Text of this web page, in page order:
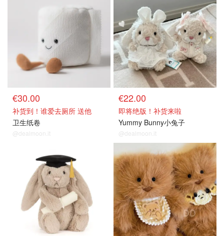
€30.00
补货到！谁爱去厕所 送他
卫生纸卷
@dealmoon.it
€22.00
即将绝版！补货来啦
Yummy Bunny小兔子
@dealmoon.it